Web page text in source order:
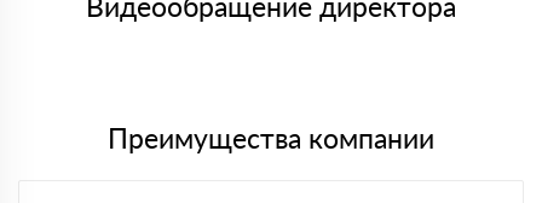
Преимущества компании